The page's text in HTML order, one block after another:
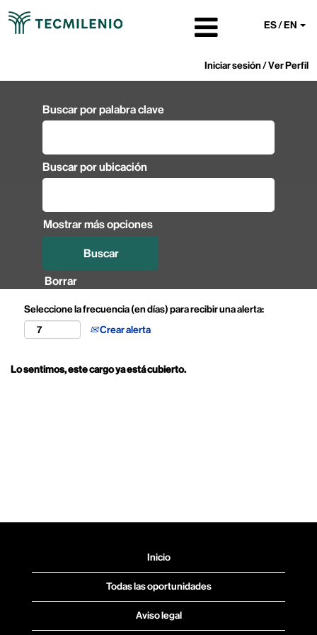
ES / EN
Iniciar sesión / Ver Perfil
Buscar por palabra clave
Buscar por ubicación
Mostrar más opciones
Borrar
Seleccione la frecuencia (en días) para recibir una alerta:
Crear alerta
Lo sentimos, este cargo ya está cubierto.
Inicio
Todas las oportunidades
Aviso legal